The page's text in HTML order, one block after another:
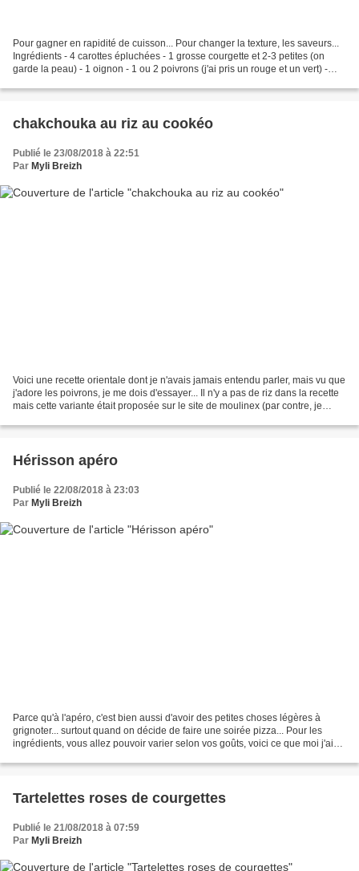
Pour gagner en rapidité de cuisson... Pour changer la texture, les saveurs...
Ingrédients - 4 carottes épluchées - 1 grosse courgette et 2-3 petites (on
garde la peau) - 1 oignon - 1 ou 2 poivrons (j'ai pris un rouge et un vert) -
chakchouka au riz au cookéo
Publié le 23/08/2018 à 22:51
Par Myli Breizh
Voici une recette orientale dont je n'avais jamais entendu parler, mais vu que
j'adore les poivrons, je me dois d'essayer... Il n'y a pas de riz dans la recette
mais cette variante était proposée sur le site de moulinex (par contre, je
Hérisson apéro
Publié le 22/08/2018 à 23:03
Par Myli Breizh
Parce qu'à l'apéro, c'est bien aussi d'avoir des petites choses légères à
grignoter... surtout quand on décide de faire une soirée pizza... Pour les
ingrédients, vous allez pouvoir varier selon vos goûts, voici ce que moi j'ai
Tartelettes roses de courgettes
Publié le 21/08/2018 à 07:59
Par Myli Breizh